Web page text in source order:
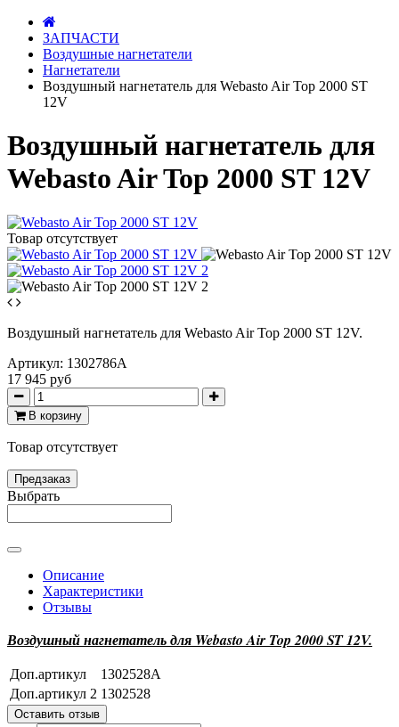
ЗАПЧАСТИ
Воздушные нагнетатели
Нагнетатели
Воздушный нагнетатель для Webasto Air Top 2000 ST
12V
Воздушный нагнетатель для
Webasto Air Top 2000 ST 12V
Товар отсутствует
Воздушный нагнетатель для Webasto Air Top 2000 ST 12V.
Артикул: 1302786A
17 945 руб
В корзину
Товар отсутствует
Предзаказ
Выбрать
Описание
Характеристики
Отзывы
Воздушный нагнетатель для Webasto Air Top 2000 ST 12V.
Доп.артикул
1302528A
Доп.артикул 2 1302528
Оставить отзыв